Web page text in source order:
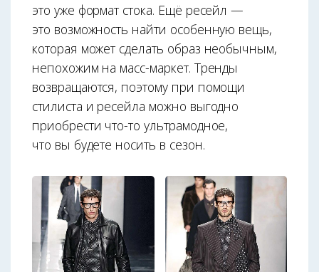
это уже формат стока. Ещё ресейл —
это возможность найти особенную вещь,
которая может сделать образ не­обычным,
непохожим на масс-маркет. Тренды
возвращаются, поэтому при помощи
стилиста и ресейла можно выгодно
приобрести что-то ультрамодное,
что вы будете носить в сезон.